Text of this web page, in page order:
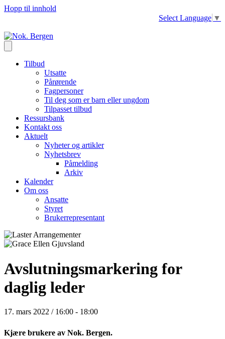
Hopp til innhold
Select Language ▼
Tilbud
Utsatte
Pårørende
Fagpersoner
Til deg som er barn eller ungdom
Tilpasset tilbud
Ressursbank
Kontakt oss
Aktuelt
Nyheter og artikler
Nyhetsbrev
Påmelding
Arkiv
Kalender
Om oss
Ansatte
Styret
Brukerrepresentant
Avslutningsmarkering for
daglig leder
17. mars 2022 / 16:00 - 18:00
Kjære brukere av Nok. Bergen.